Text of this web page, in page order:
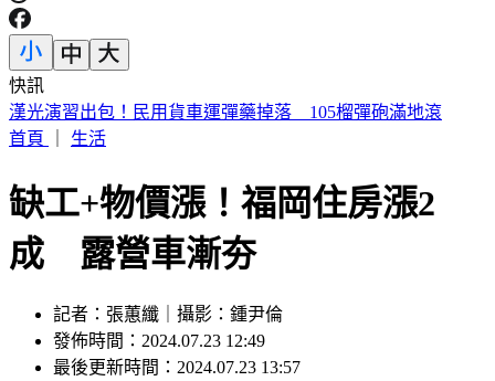
快訊
周子瑜、葉舒華入圍2026全球百大美女 林莎首上榜
首頁
生活
缺工+物價漲！福岡住房漲2
成 露營車漸夯
記者：張蕙纖｜攝影：鍾尹倫
發佈時間：2024.07.23 12:49
最後更新時間：2024.07.23 13:57